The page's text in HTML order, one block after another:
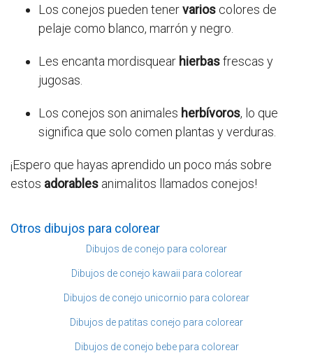
Los conejos pueden tenervarios colores de
pelaje como blanco, marrón y negro.
Les encanta mordisquear hierbasfrescas y
jugosas.
Los conejos son animales herbívoros, lo que
significa que solo comen plantas y verduras.
¡Espero que hayas aprendido un poco más sobre
estos adorables animalitos llamados conejos!
Otros dibujos para colorear
Dibujos de conejo para colorear
Dibujos de conejo kawaii para colorear
Dibujos de conejo unicornio para colorear
Dibujos de patitas conejo para colorear
Dibujos de conejo bebe para colorear